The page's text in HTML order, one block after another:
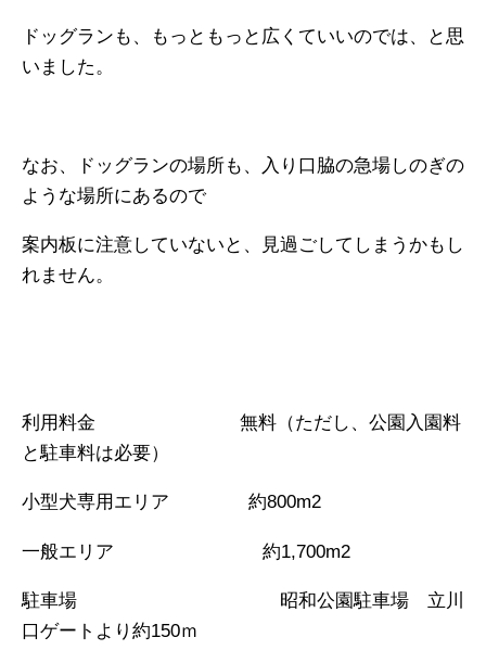
ドッグランも、もっともっと広くていいのでは、と思
いました。
なお、ドッグランの場所も、入り口脇の急場しのぎの
ような場所にあるので
案内板に注意していないと、見過ごしてしまうかもし
れません。
利用料金 無料（ただし、公園入園料
と駐車料は必要）
小型犬専用エリア 約800m2
一般エリア 約1,700m2
駐車場 昭和公園駐車場 立川
口ゲートより約150ｍ